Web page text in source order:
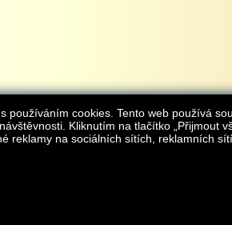
je AGROMARKET
používáním cookies. Tento web používá
Kliknutím na tlačítko „Přijmout
reklamy na sociálních sítích, reklamních